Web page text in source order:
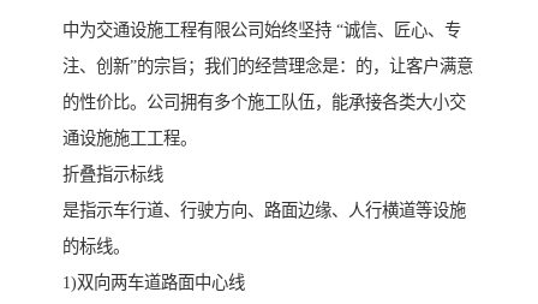
中为交通设施工程有限公司始终坚持 “诚信、匠心、专
注、创新”的宗旨；我们的经营理念是：的，让客户满意
的性价比。公司拥有多个施工队伍，能承接各类大小交
通设施施工工程。
折叠指示标线
是指示车行道、行驶方向、路面边缘、人行横道等设施
的标线。
1)双向两车道路面中心线